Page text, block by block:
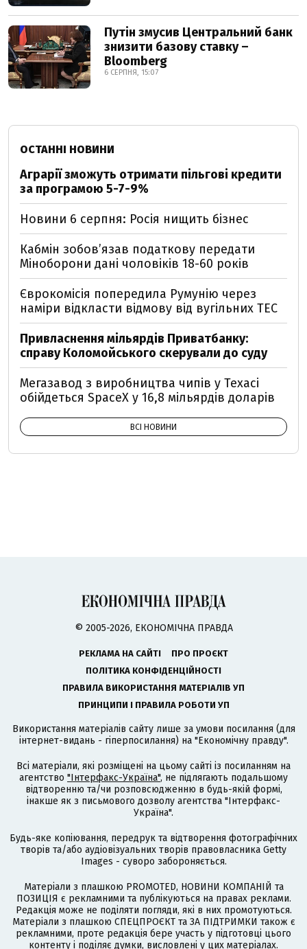
Путін змусив Центральний банк
знизити базову ставку –
Bloomberg
6 СЕРПНЯ, 15:07
ОСТАННІ НОВИНИ
Аграрії зможуть отримати пільгові кредити
за програмою 5-7-9%
Новини 6 серпня: Росія нищить бізнес
Кабмін зобовʼязав податкову передати
Міноборони дані чоловіків 18-60 років
Єврокомісія попередила Румунію через
наміри відкласти відмову від вугільних ТЕС
Привласнення мільярдів Приватбанку:
справу Коломойського скерували до суду
Мегазавод з виробництва чипів у Техасі
обійдеться SpaceX у 16,8 мільярдів доларів
ВСІ НОВИНИ
© 2005-2026, ЕКОНОМІЧНА ПРАВДА
РЕКЛАМА НА САЙТІ
ПРО ПРОЄКТ
ПОЛІТИКА КОНФІДЕНЦІЙНОСТІ
ПРАВИЛА ВИКОРИСТАННЯ МАТЕРІАЛІВ УП
ПРИНЦИПИ І ПРАВИЛА РОБОТИ УП
Використання матеріалів сайту лише за умови посилання (для
інтернет-видань - гіперпосилання) на "Економічну правду".
Всі матеріали, які розміщені на цьому сайті із посиланням на
агентство "Інтерфакс-Україна", не підлягають подальшому
відтворенню та/чи розповсюдженню в будь-якій формі,
інакше як з письмового дозволу агентства "Інтерфакс-
Україна".
Будь-яке копіювання, передрук та відтворення фотографічних
творів та/або аудіовізуальних творів правовласника Getty
Images - суворо забороняється.
Матеріали з плашкою PROMOTED, НОВИНИ КОМПАНІЙ та
ПОЗИЦІЯ є рекламними та публікуються на правах реклами.
Редакція може не поділяти погляди, які в них промотуються.
Матеріали з плашкою СПЕЦПРОЄКТ та ЗА ПІДТРИМКИ також є
рекламними, проте редакція бере участь у підготовці цього
контенту і поділяє думки, висловлені у цих матеріалах.